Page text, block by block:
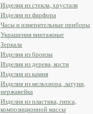
Изделия из стекла, хрусталя
Изделия из фарфора
Часы и измерительные приборы
Украшения винтажные
Зеркала
Изделия из бронзы
Изделия из дерева, кости
Изделия из камня
Изделия из мельхиора, латуни,
нержавейка
Изделия из пластика, гипса,
композиционной массы